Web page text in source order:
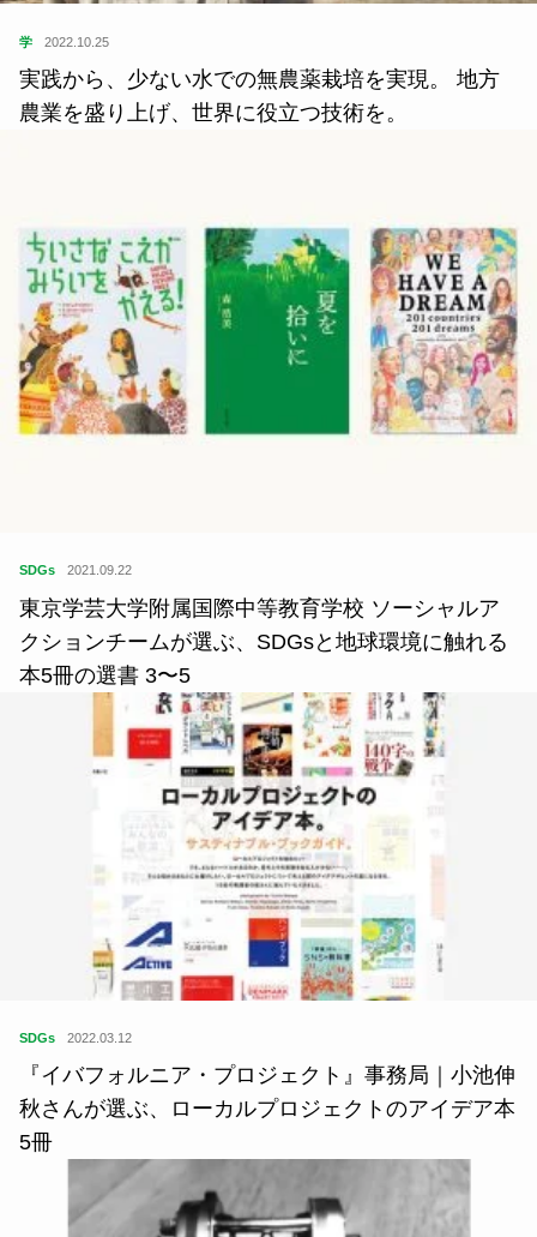
学 2022.10.25
実践から、少ない水での無農薬栽培を実現。 地方
農業を盛り上げ、世界に役立つ技術を。
SDGs 2021.09.22
東京学芸大学附属国際中等教育学校 ソーシャルア
クションチームが選ぶ、SDGsと地球環境に触れる
本5冊の選書 3〜5
SDGs 2022.03.12
『イバフォルニア・プロジェクト』事務局｜小池伸
秋さんが選ぶ、ローカルプロジェクトのアイデア本
5冊